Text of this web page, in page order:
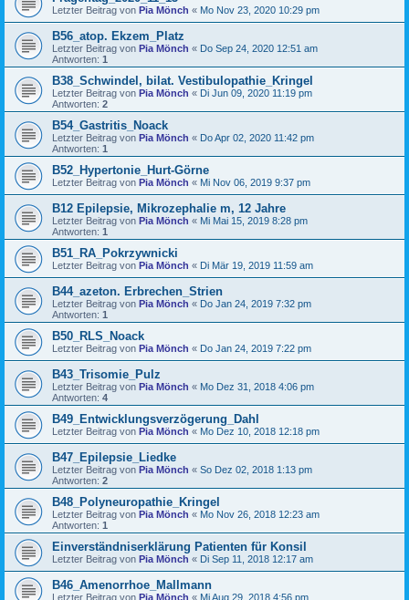
Letzter Beitrag von Pia Mönch « Mo Nov 23, 2020 10:29 pm
B56_atop. Ekzem_Platz
Letzter Beitrag von Pia Mönch « Do Sep 24, 2020 12:51 am
Antworten: 1
B38_Schwindel, bilat. Vestibulopathie_Kringel
Letzter Beitrag von Pia Mönch « Di Jun 09, 2020 11:19 pm
Antworten: 2
B54_Gastritis_Noack
Letzter Beitrag von Pia Mönch « Do Apr 02, 2020 11:42 pm
Antworten: 1
B52_Hypertonie_Hurt-Görne
Letzter Beitrag von Pia Mönch « Mi Nov 06, 2019 9:37 pm
B12 Epilepsie, Mikrozephalie m, 12 Jahre
Letzter Beitrag von Pia Mönch « Mi Mai 15, 2019 8:28 pm
Antworten: 1
B51_RA_Pokrzywnicki
Letzter Beitrag von Pia Mönch « Di Mär 19, 2019 11:59 am
B44_azeton. Erbrechen_Strien
Letzter Beitrag von Pia Mönch « Do Jan 24, 2019 7:32 pm
Antworten: 1
B50_RLS_Noack
Letzter Beitrag von Pia Mönch « Do Jan 24, 2019 7:22 pm
B43_Trisomie_Pulz
Letzter Beitrag von Pia Mönch « Mo Dez 31, 2018 4:06 pm
Antworten: 4
B49_Entwicklungsverzögerung_Dahl
Letzter Beitrag von Pia Mönch « Mo Dez 10, 2018 12:18 pm
B47_Epilepsie_Liedke
Letzter Beitrag von Pia Mönch « So Dez 02, 2018 1:13 pm
Antworten: 2
B48_Polyneuropathie_Kringel
Letzter Beitrag von Pia Mönch « Mo Nov 26, 2018 12:23 am
Antworten: 1
Einverständniserklärung Patienten für Konsil
Letzter Beitrag von Pia Mönch « Di Sep 11, 2018 12:17 am
B46_Amenorrhoe_Mallmann
Letzter Beitrag von Pia Mönch « Mi Aug 29, 2018 4:56 pm